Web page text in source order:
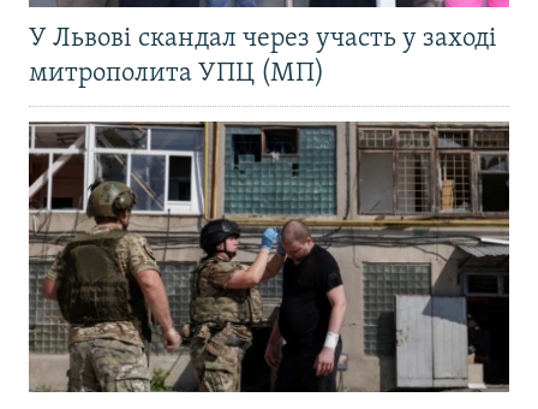
У Львові скандал через участь у заході
митрополита УПЦ (МП)